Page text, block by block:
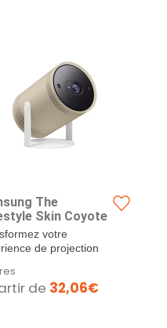
The
Skin Coyote
votre
de projection
de 32,06€